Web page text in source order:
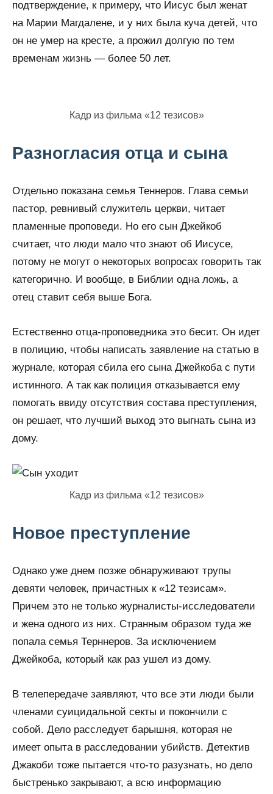
подтверждение, к примеру, что Иисус был женат
на Марии Магдалене, и у них была куча детей, что
он не умер на кресте, а прожил долгую по тем
временам жизнь — более 50 лет.
Кадр из фильма «12 тезисов»
Разногласия отца и сына
Отдельно показана семья Теннеров. Глава семьи
пастор, ревнивый служитель церкви, читает
пламенные проповеди. Но его сын Джейкоб
считает, что люди мало что знают об Иисусе,
потому не могут о некоторых вопросах говорить так
категорично. И вообще, в Библии одна ложь, а
отец ставит себя выше Бога.
Естественно отца-проповедника это бесит. Он идет
в полицию, чтобы написать заявление на статью в
журнале, которая сбила его сына Джейкоба с пути
истинного. А так как полиция отказывается ему
помогать ввиду отсутствия состава преступления,
он решает, что лучший выход это выгнать сына из
дому.
Кадр из фильма «12 тезисов»
Новое преступление
Однако уже днем позже обнаруживают трупы
девяти человек, причастных к «12 тезисам».
Причем это не только журналисты-исследователи
и жена одного из них. Странным образом туда же
попала семья Терннеров. За исключением
Джейкоба, который как раз ушел из дому.
В телепередаче заявляют, что все эти люди были
членами суицидальной секты и покончили с
собой. Дело расследует барышня, которая не
имеет опыта в расследовании убийств. Детектив
Джакоби тоже пытается что-то разузнать, но дело
быстренько закрывают, а всю информацию